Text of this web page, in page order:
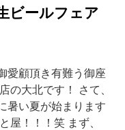
ビールフェア
愛顧頂き有難う御座
の大北です！ さて、
暑い夏が始まります
屋！！！笑 まず、